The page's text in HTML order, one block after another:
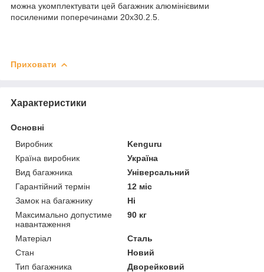
можна укомплектувати цей багажник алюмінієвими
посиленими поперечинами 20х30.2.5.
Приховати
Характеристики
Основні
Виробник
Kenguru
Країна виробник
Україна
Вид багажника
Універсальний
Гарантійний термін
12 міс
Замок на багажнику
Ні
Максимально допустиме
навантаження
90 кг
Матеріал
Сталь
Стан
Новий
Тип багажника
Дворейковий